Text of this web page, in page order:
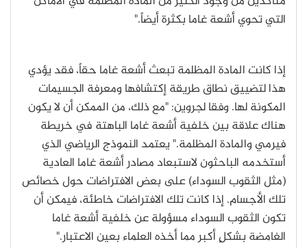
التي تحوي أشعة غاما بكثرة أيضاً."
إذا كانت المادة المظلمة تبعث أشعة غاما حقاً، فقد يؤدي
هذا لتضييق نطاق طريقة إكتشافها ومعرفة الجسيمات
المكونة لها. وفقا لجروين: "مع ذلك، من الممكن أن لا يكون
هناك علاقة بين خلفية أشعة غاما الباهتة في خريطة
فيرمي والمادة المظلمة." يعتمد النموذج الرياضي الذي
أستخدمه الباحثون لاستبعاد مصادر أشعة غاما العادية
(مثل الثقوب السوداء) على بعض الافتراضات حول خصائص
تلك الأجسام. إذا كانت تلك الافتراضات خاطئة، فيمكن أن
تكون الثقوب السوداء مسؤولة عن خلفية أشعة غاما
الغامضة بشكلٍ أكبر مما أخذه العلماء بعين الاعتبار."